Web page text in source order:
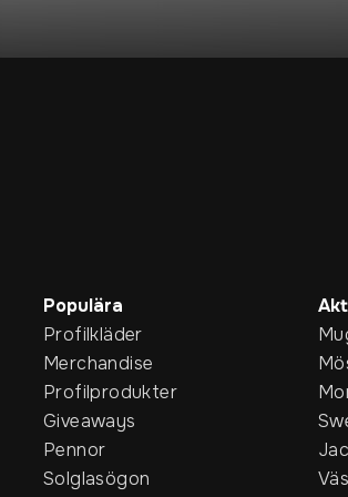
Populära
Profilkläder
Merchandise
Profilprodukter
Giveaways
Pennor
Solglasögon